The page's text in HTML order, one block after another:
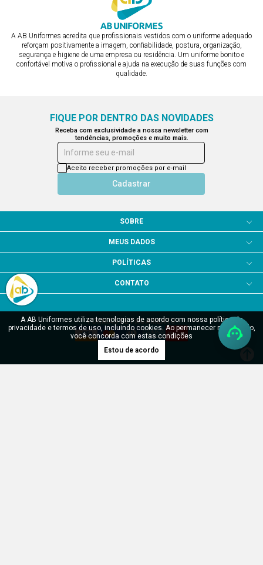
A AB Uniformes acredita que profissionais vestidos com o uniforme adequado
reforçam positivamente a imagem, confiabilidade, postura, organização,
segurança e higiene de uma empresa ou residência. Um uniforme bonito e
confortável motiva o profissional e ajuda na execução de suas funções com
qualidade.
FIQUE POR DENTRO DAS NOVIDADES
Receba com exclusividade a nossa newsletter com
tendências, promoções e muito mais.
Informe seu e-mail
Cadastrar
Aceito receber promoções por e-mail
SOBRE
MEUS DADOS
POLÍTICAS
CONTATO
FORMAS DE PAGAMENTO
A AB Uniformes utiliza tecnologias de acordo com nossa política de
privacidade e termos de uso, incluindo cookies. Ao permanecer navegando,
você concorda com estas condições
Estou de acordo